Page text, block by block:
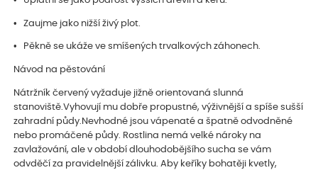
• Zaujme jako nižší živý plot.
• Pěkně se ukáže ve smíšených trvalkových záhonech.
Návod na pěstování
Nátržník červený vyžaduje jižně orientovaná slunná
stanoviště.Vyhovují mu dobře propustné, výživnější a spíše sušší
zahradní půdy.Nevhodné jsou vápenaté a špatně odvodněné
nebo promáčené půdy. Rostlina nemá velké nároky na
zavlažování, ale v období dlouhodobějšího sucha se vám
odvděčí za pravidelnější zálivku. Aby keříky bohatěji kvetly,